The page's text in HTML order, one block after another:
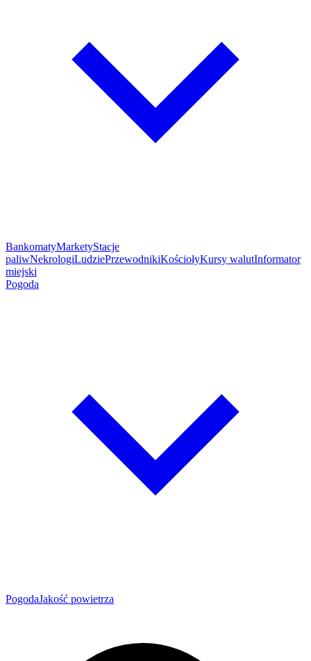
BankomatyMarketyStacje
paliwNekrologiLudziePrzewodnikiKościołyKursy walutInformator
miejski
Pogoda
PogodaJakość powietrza